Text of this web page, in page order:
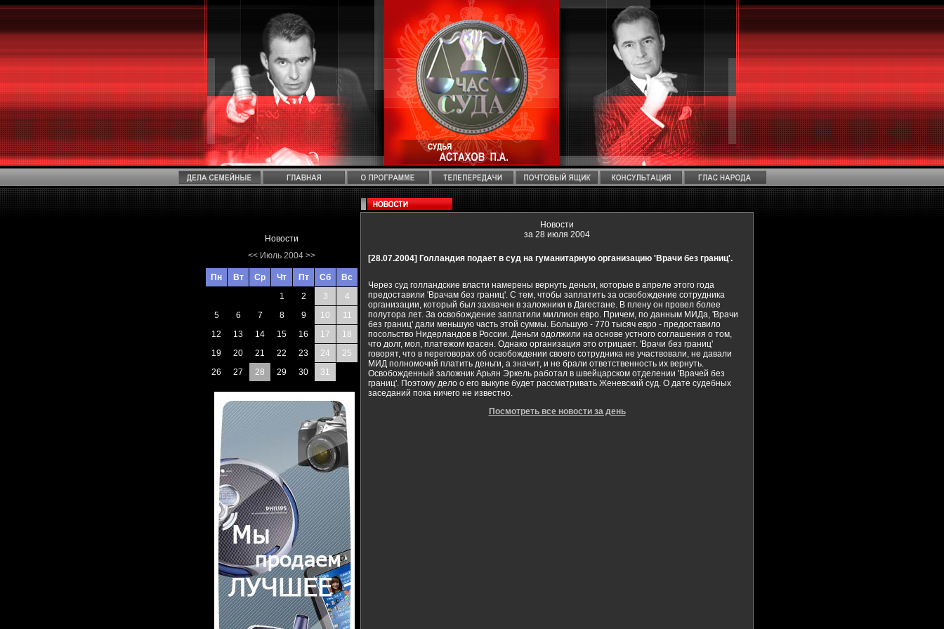
Новости
<< Июль 2004 >>
Пн Вт Ср Чт Пт Сб
Вс
1
2 3
4
5
6 7 8 9 10
11
12
13 14 15 16 17
18
19
20 21 22 23 24
25
26
27 28 29 30 31
Новости
за 28 июля 2004
[28.07.2004] Голландия подает в суд на гуманитарную организацию 'Врачи без границ'.
Через суд голландские власти намерены вернуть деньги, которые в апреле этого года
предоставили 'Врачам без границ'. С тем, чтобы заплатить за освобождение сотрудника
организации, который был захвачен в заложники в Дагестане. В плену он провел более
полутора лет. За освобождение заплатили миллион евро. Причем, по данным МИДа, 'Врачи
без границ' дали меньшую часть этой суммы. Большую - 770 тысяч евро - предоставило
посольство Нидерландов в России. Деньги одолжили на основе устного соглашения о том,
что долг, мол, платежом красен. Однако организация это отрицает. 'Врачи без границ'
говорят, что в переговорах об освобождении своего сотрудника не участвовали, не давали
МИД полномочий платить деньги, а значит, и не брали ответственность их вернуть.
Освобожденный заложник Арьян Эркель работал в швейцарском отделении 'Врачей без
границ'. Поэтому дело о его выкупе будет рассматривать Женевский суд. О дате судебных
заседаний пока ничего не известно.
Посмотреть все новости за день